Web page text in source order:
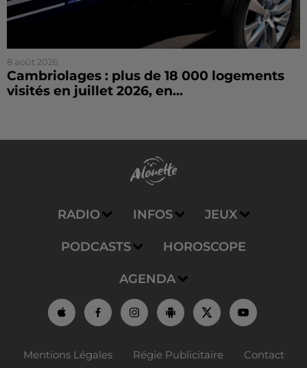
8 août 2026
Cambriolages : plus de 18 000 logements
visités en juillet 2026, en...
RADIO INFOS JEUX
PODCASTS HOROSCOPE
AGENDA
Mentions Légales Régie Publicitaire Contact